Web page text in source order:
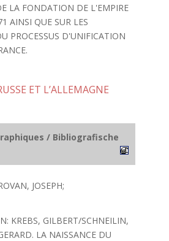
LA FONDATION DE L'EMPIRE
AINSI QUE SUR LES
PROCESSUS D'UNIFICATION
ET L’ALLEMAGNE
/ Bibliografische
JOSEPH;
KREBS, GILBERT/SCHNEILIN,
LA NAISSANCE DU